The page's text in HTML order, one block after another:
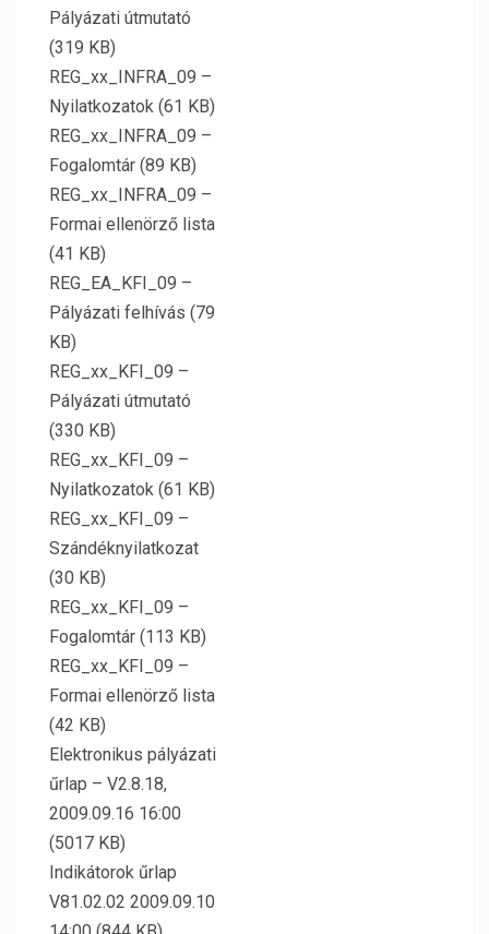
Pályázati útmutató
(319 KB)
REG_xx_INFRA_09 –
Nyilatkozatok (61 KB)
REG_xx_INFRA_09 –
Fogalomtár (89 KB)
REG_xx_INFRA_09 –
Formai ellenörző lista
(41 KB)
REG_EA_KFI_09 –
Pályázati felhívás (79
KB)
REG_xx_KFI_09 –
Pályázati útmutató
(330 KB)
REG_xx_KFI_09 –
Nyilatkozatok (61 KB)
REG_xx_KFI_09 –
Szándéknyilatkozat
(30 KB)
REG_xx_KFI_09 –
Fogalomtár (113 KB)
REG_xx_KFI_09 –
Formai ellenörző lista
(42 KB)
Elektronikus pályázati
űrlap – V2.8.18,
2009.09.16 16:00
(5017 KB)
Indikátorok űrlap
V81.02.02 2009.09.10